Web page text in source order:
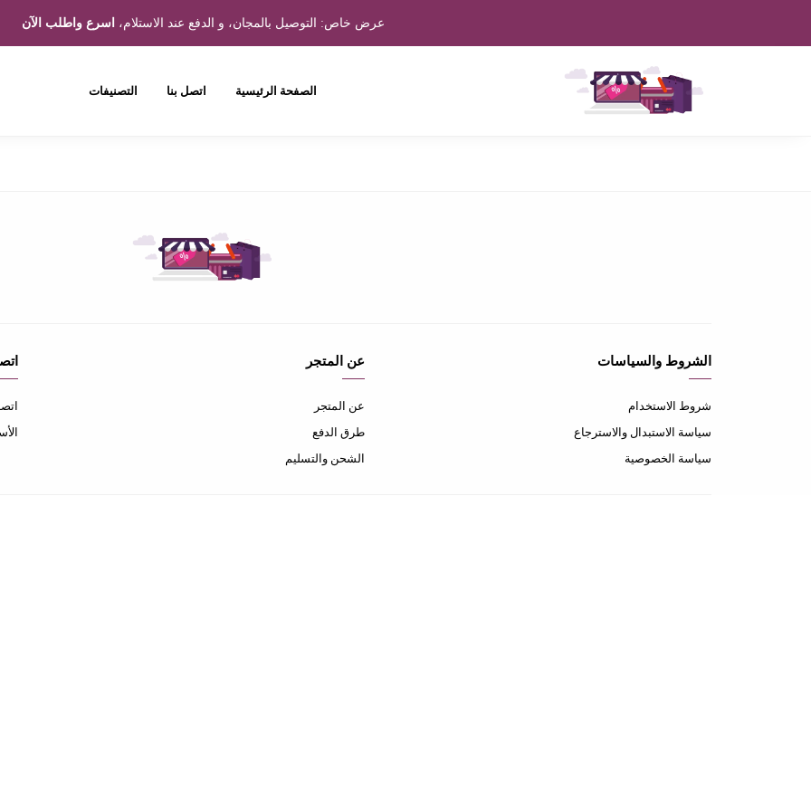
عرض خاص: التوصيل بالمجان، و الدفع عند الاستلام، اسرع واطلب الآن
الصفحة الرئيسية اتصل بنا التصنيفات
الشروط والسياسات
شروط الاستخدام
سياسة الاستبدال والاسترجاع
سياسة الخصوصية
عن المتجر
عن المتجر
طرق الدفع
الشحن والتسليم